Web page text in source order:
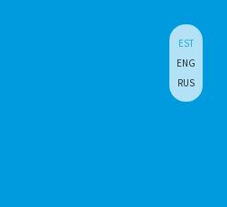
EST
ENG
RUS